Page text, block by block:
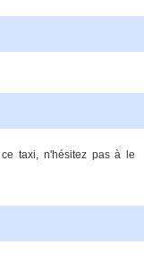
taxi, n'hésitez pas à le